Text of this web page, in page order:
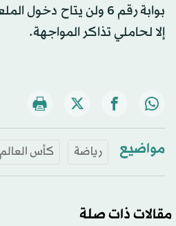
بوابة رقم 6 ولن يتاح
إلا لحاملي تذاكر المواجهة.
مواضيع رياضة كأس العالم
مقالات ذات صلة